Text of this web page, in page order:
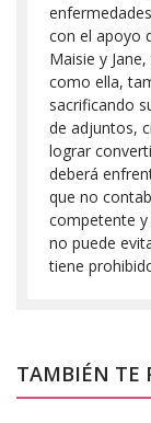
con el apoyo
Maisie y
como ella,
sacrificando
de adjuntos,
lograr
deberá
que no
competente
no puede
tiene
TAMBIÉN TE